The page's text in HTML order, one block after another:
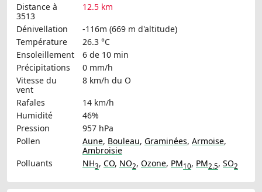
Distance à
3513
12.5 km
Dénivellation
-116m (669 m d'altitude)
Température
26.3 °C
Ensoleillement
6 de 10 min
Précipitations
0 mm/h
Vitesse du
vent
8 km/h du O
Rafales
14 km/h
Humidité
46%
Pression
957 hPa
Pollen
Aune, Bouleau, Graminées, Armoise,
Ambroisie
Polluants
NH3, CO, NO2, Ozone, PM10, PM2.5, SO2